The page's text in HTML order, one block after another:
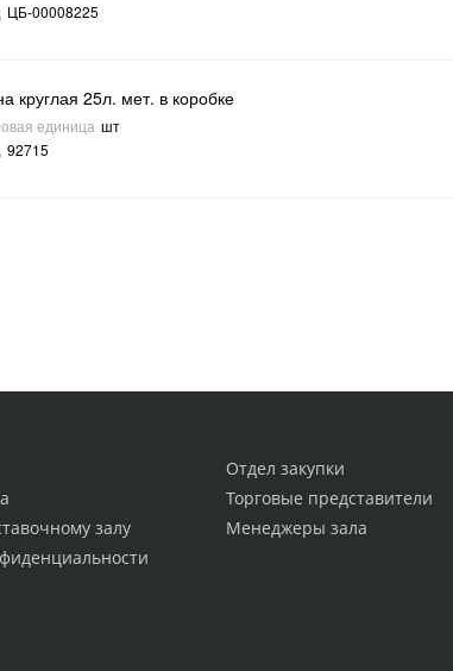
ЦБ-00008225
круглая 25л. мет. в коробке
единица шт
92715
Отдел закупки
Торговые представители
Менеджеры зала
залу